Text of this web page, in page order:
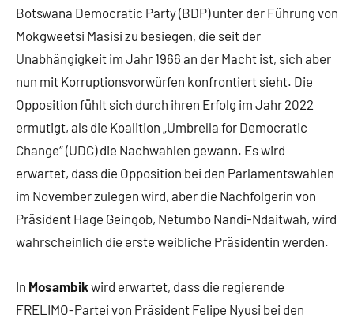
Botswana Democratic Party (BDP) unter der Führung von
Mokgweetsi Masisi zu besiegen, die seit der
Unabhängigkeit im Jahr 1966 an der Macht ist, sich aber
nun mit Korruptionsvorwürfen konfrontiert sieht. Die
Opposition fühlt sich durch ihren Erfolg im Jahr 2022
ermutigt, als die Koalition „Umbrella for Democratic
Change“ (UDC) die Nachwahlen gewann. Es wird
erwartet, dass die Opposition bei den Parlamentswahlen
im November zulegen wird, aber die Nachfolgerin von
Präsident Hage Geingob, Netumbo Nandi-Ndaitwah, wird
wahrscheinlich die erste weibliche Präsidentin werden.
In Mosambikwird erwartet, dass die regierende
FRELIMO-Partei von Präsident Felipe Nyusi bei den